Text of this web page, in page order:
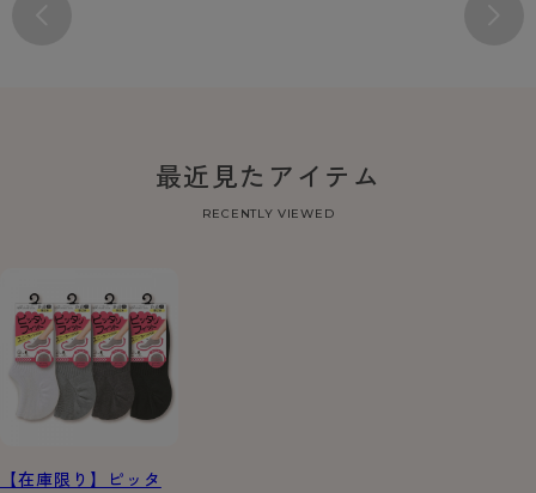
最近見たアイテム
RECENTLY VIEWED
【在庫限り】ピッタ